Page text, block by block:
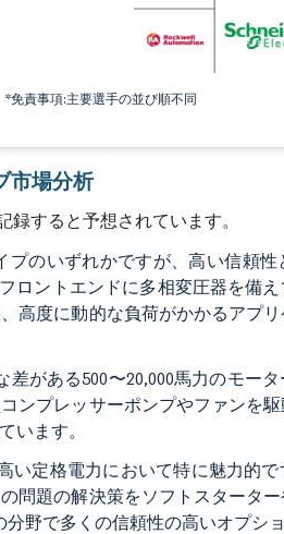
*免責事項:主要選手の並び順不同
市場分析
録すると予想されています。
のいずれかですが、高い信頼性
ロントエンドに多相変圧器を備
高度に動的な負荷がかかるアプ
がある500〜20,000馬力のモー
プレッサーポンプやファンを駆
います。
い定格電力において特に魅力的
問題の解決策をソフトスタータ
野で多くの信頼性の高いオプシ